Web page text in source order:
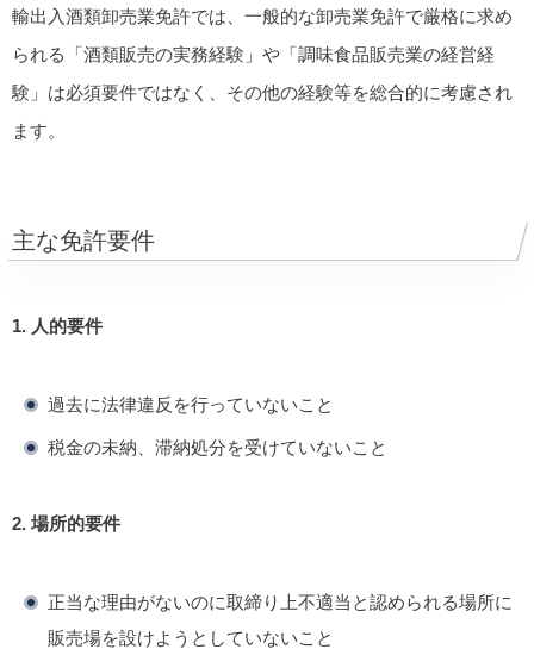
輸出入酒類卸売業免許では、一般的な卸売業免許で厳格に求め
られる「酒類販売の実務経験」や「調味食品販売業の経営経
験」は必須要件ではなく、その他の経験等を総合的に考慮され
ます。
主な免許要件
1. 人的要件
過去に法律違反を行っていないこと
税金の未納、滞納処分を受けていないこと
2. 場所的要件
正当な理由がないのに取締り上不適当と認められる場所に
販売場を設けようとしていないこと